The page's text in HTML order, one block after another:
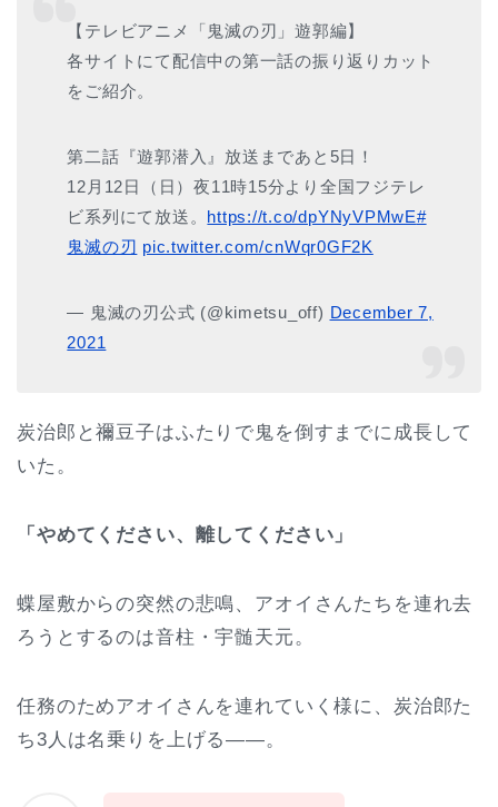
【テレビアニメ「鬼滅の刃」遊郭編】
各サイトにて配信中の第一話の振り返りカット
をご紹介。
第二話『遊郭潜入』放送まであと5日！
12月12日（日）夜11時15分より全国フジテレ
ビ系列にて放送。 https://t.co/dpYNyVPMwE#
鬼滅の刃 pic.twitter.com/cnWqr0GF2K
— 鬼滅の刃公式 (@kimetsu_off) December 7,
2021
炭治郎と禰豆子はふたりで鬼を倒すまでに成長して
いた。
「やめてください、離してください」
蝶屋敷からの突然の悲鳴、アオイさんたちを連れ去
ろうとするのは音柱・宇髄天元。
任務のためアオイさんを連れていく様に、炭治郎た
ち3人は名乗りを上げる――。